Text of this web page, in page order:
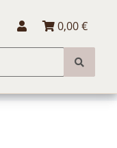
0,00 €